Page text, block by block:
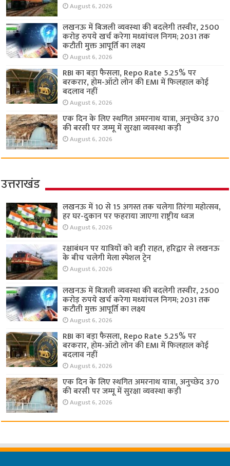
August 6, 2026
लखनऊ में बिजली व्यवस्था की बदलेगी तस्वीर, 2500
करोड़ रुपये खर्च करेगा मध्यांचल निगम; 2031 तक
कटौती मुक्त आपूर्ति का लक्ष्य
August 6, 2026
RBI का बड़ा फैसला, Repo Rate 5.25% पर
बरकरार, होम-ऑटो लोन की EMI में फिलहाल कोई
बदलाव नहीं
August 6, 2026
एक दिन के लिए स्थगित अमरनाथ यात्रा, अनुच्छेद 370
की बरसी पर जम्मू में सुरक्षा व्यवस्था कड़ी
August 6, 2026
उत्तराखंड
लखनऊ में 10 से 15 अगस्त तक चलेगा तिरंगा महोत्सव,
हर घर-दुकान पर फहराया जाएगा राष्ट्रीय ध्वज
August 6, 2026
रक्षाबंधन पर यात्रियों को बड़ी राहत, हरिद्वार से लखनऊ
के बीच चलेगी मेला स्पेशल ट्रेन
August 6, 2026
लखनऊ में बिजली व्यवस्था की बदलेगी तस्वीर, 2500
करोड़ रुपये खर्च करेगा मध्यांचल निगम; 2031 तक
कटौती मुक्त आपूर्ति का लक्ष्य
August 6, 2026
RBI का बड़ा फैसला, Repo Rate 5.25% पर
बरकरार, होम-ऑटो लोन की EMI में फिलहाल कोई
बदलाव नहीं
August 6, 2026
एक दिन के लिए स्थगित अमरनाथ यात्रा, अनुच्छेद 370
की बरसी पर जम्मू में सुरक्षा व्यवस्था कड़ी
August 6, 2026